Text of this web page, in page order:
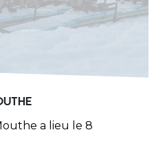
a lieu le 8